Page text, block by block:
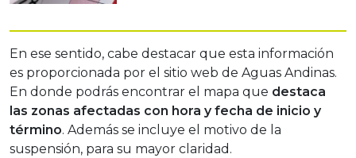
En ese sentido, cabe destacar que esta información
es proporcionada por el sitio web de Aguas Andinas.
En donde podrás encontrar el mapa que destaca
las zonas afectadas con hora y fecha de inicio y
término. Además se incluye el motivo de la
suspensión, para su mayor claridad.